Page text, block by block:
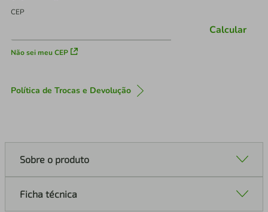
CEP
Não sei meu CEP
Calcular
Política de Trocas e Devolução
Sobre o produto
Ficha técnica